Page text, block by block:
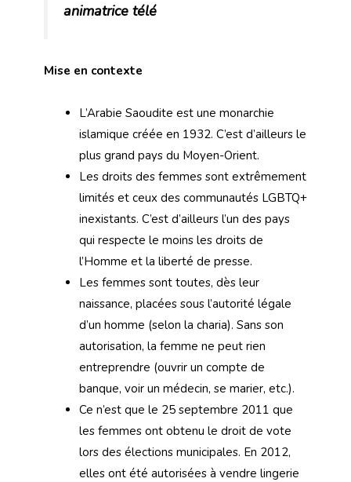
animatrice télé
Mise en contexte
L’Arabie Saoudite est une monarchie
islamique créée en 1932. C’est d’ailleurs le
plus grand pays du Moyen-Orient.
Les droits des femmes sont extrêmement
limités et ceux des communautés LGBTQ+
inexistants. C’est d’ailleurs l’un des pays
qui respecte le moins les droits de
l’Homme et la liberté de presse.
Les femmes sont toutes, dès leur
naissance, placées sous l’autorité légale
d’un homme (selon la charia). Sans son
autorisation, la femme ne peut rien
entreprendre (ouvrir un compte de
banque, voir un médecin, se marier, etc.).
Ce n’est que le 25 septembre 2011 que
les femmes ont obtenu le droit de vote
lors des élections municipales. En 2012,
elles ont été autorisées à vendre lingerie